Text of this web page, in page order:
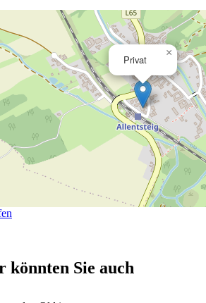
Privat
×
könnten Sie auch